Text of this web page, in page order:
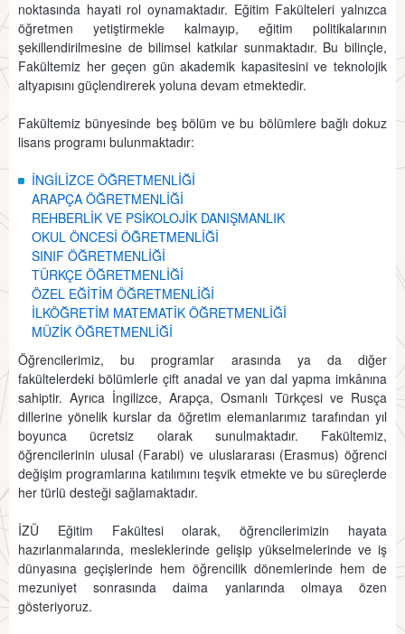
noktasında hayati rol oynamaktadır. Eğitim Fakülteleri yalnızca
öğretmen yetiştirmekle kalmayıp, eğitim politikalarının
şekillendirilmesine de bilimsel katkılar sunmaktadır. Bu bilinçle,
Fakültemiz her geçen gün akademik kapasitesini ve teknolojik
altyapısını güçlendirerek yoluna devam etmektedir.
Fakültemiz bünyesinde beş bölüm ve bu bölümlere bağlı dokuz
lisans programı bulunmaktadır:
İNGİLİZCE ÖĞRETMENLİĞİ
ARAPÇA ÖĞRETMENLİĞİ
REHBERLİK VE PSİKOLOJİK DANIŞMANLIK
OKUL ÖNCESİ ÖĞRETMENLİĞİ
SINIF ÖĞRETMENLİĞİ
TÜRKÇE ÖĞRETMENLİĞİ
ÖZEL EĞİTİM ÖĞRETMENLİĞİ
İLKÖĞRETİM MATEMATİK ÖĞRETMENLİĞİ
MÜZİK ÖĞRETMENLİĞİ
Öğrencilerimiz, bu programlar arasında ya da diğer
fakültelerdeki bölümlerle çift anadal ve yan dal yapma imkânına
sahiptir. Ayrıca İngilizce, Arapça, Osmanlı Türkçesi ve Rusça
dillerine yönelik kurslar da öğretim elemanlarımız tarafından yıl
boyunca ücretsiz olarak sunulmaktadır. Fakültemiz,
öğrencilerinin ulusal (Farabi) ve uluslararası (Erasmus) öğrenci
değişim programlarına katılımını teşvik etmekte ve bu süreçlerde
her türlü desteği sağlamaktadır.
İZÜ Eğitim Fakültesi olarak, öğrencilerimizin hayata
hazırlanmalarında, mesleklerinde gelişip yükselmelerinde ve iş
dünyasına geçişlerinde hem öğrencilik dönemlerinde hem de
mezuniyet sonrasında daima yanlarında olmaya özen
gösteriyoruz.